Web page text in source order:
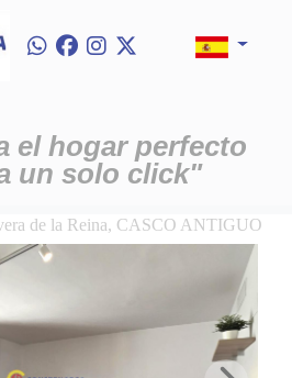
el hogar perfecto
un solo click"
de la Reina, CASCO ANTIGUO